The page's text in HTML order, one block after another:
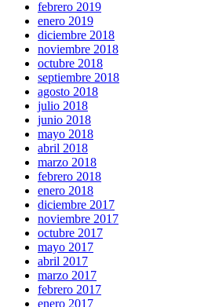
febrero 2019
enero 2019
diciembre 2018
noviembre 2018
octubre 2018
septiembre 2018
agosto 2018
julio 2018
junio 2018
mayo 2018
abril 2018
marzo 2018
febrero 2018
enero 2018
diciembre 2017
noviembre 2017
octubre 2017
mayo 2017
abril 2017
marzo 2017
febrero 2017
enero 2017